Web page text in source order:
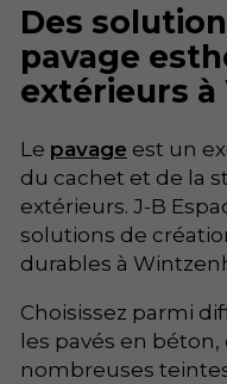
Des
pavage
extérieurs
Le pavage est un
du cachet et de la
extérieurs. J-B
solutions de
durables à
Choisissez parmi
les pavés en
nombreuses